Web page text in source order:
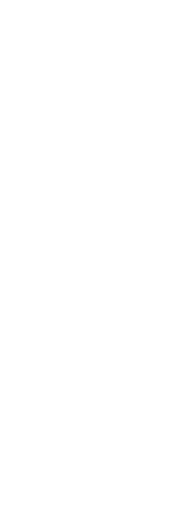
Organizado
etapa del
deportistas